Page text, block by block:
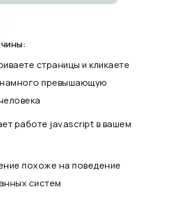
страницы и кликаете
превышающую
работе javascript в вашем
похоже на поведение
систем